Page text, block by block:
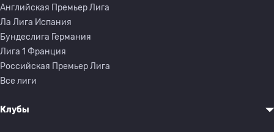
Английская Премьер Лига
Ла Лига Испания
Бундеслига Германия
Лига 1 Франция
Российская Премьер Лига
Все лиги
Клубы